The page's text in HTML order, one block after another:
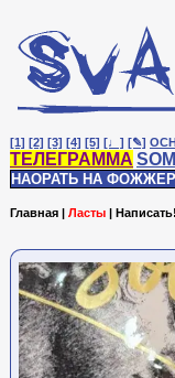
[1] [2] [3] [4] [5] [♩] [✎]
ТЕЛЕГРАММА
НАОРАТЬ НА
Главная | Ласты | Написать!